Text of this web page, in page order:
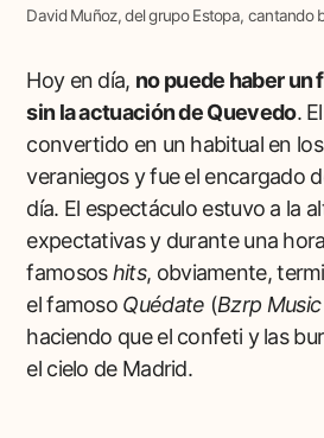
David Muñoz, del grupo Estopa, cantando
Hoy en día, no puede haber un
sin la actuación de Quevedo.
convertido en un habitual en
veraniegos y fue el encargado
día. El espectáculo estuvo a la
expectativas y durante una
famososhits, obviamente,
el famoso Quédate (Bzrp
haciendo que el confeti y las
el cielo de Madrid.